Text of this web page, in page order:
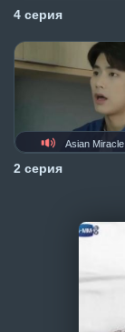
4 серия
Asian Miracle
2 серия